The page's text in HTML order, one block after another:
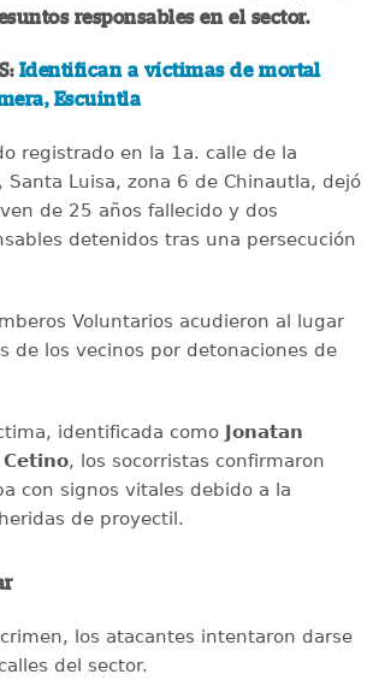
responsables en el sector.
Identifican a víctimas de mortal
Escuintla
registrado en la 1a. calle de la
Santa Luisa, zona 6 de Chinautla, dejó
de 25 años fallecido y dos
detenidos tras una persecución
Voluntarios acudieron al lugar
de los vecinos por detonaciones de
identificada como Jonatan
, los socorristas confirmaron
con signos vitales debido a la
de proyectil.
los atacantes intentaron darse
del sector.